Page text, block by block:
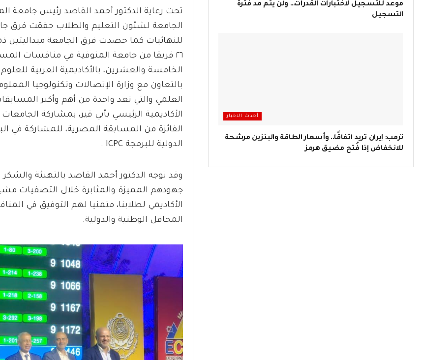
تحت رعاية الدكتور أحمد القاصد رئيس جامعة
للنهائيات كما حصدت فرق الجامعة
٢٦ فريقا من جامعة المنوفية في منافسات
الخامسة والعشرين، بالأكاديمية العربية
بالتعاون مع وزارة الإتصالات وتكنولوجيا
العلمي والتي تعد واحدة من أهم وأكبر
الأكاديمية الرئيسي بأبي قير، بمشاركة
الفائزة من المسابقة المصرية، للمشاركة في
الدولية للبرمجة ICPC .
وقد توجه الدكتور أحمد القاصد بالتهنئة
جهودهم المميزة والمثابرة خلال التصفيات
الأكاديمي لطلابنا، متمنيا لهم التوفيق في
المحافل الوطنية والدولية.
موعد للتسجيل لاختبارات القدرات… ولن يتم مد فترة
التسجيل
أحدث الاخبار
ترمب: إيران تريد اتفاقًا.. وأسعار الطاقة والبنزين مرشحة
للانخفاض إذا فُتح مضيق هرمز